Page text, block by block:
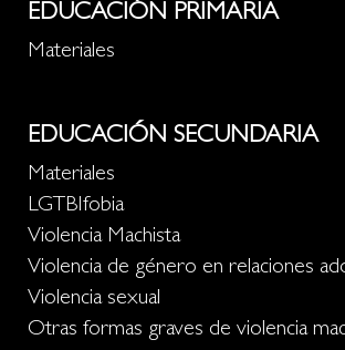
EDUCACIÓN PRIMARIA
Materiales
EDUCACIÓN SECUNDARIA
Materiales
LGTBIfobia
Violencia Machista
Violencia de género en relaciones
Violencia sexual
Otras formas graves de violencia